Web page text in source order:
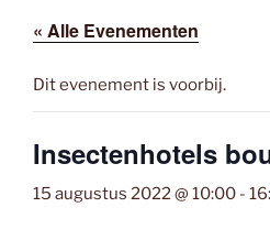
« Alle Evenementen
Dit evenement is voorbij.
Insectenhotels
15 augustus 2022 @ 10:00 -